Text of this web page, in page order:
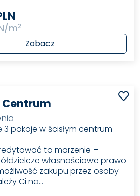
m2
Zobacz
Centrum
3 pokoje w ścisłym centrum
to marzenie –
własnościowe prawo
zakupu przez osoby
Ci na…